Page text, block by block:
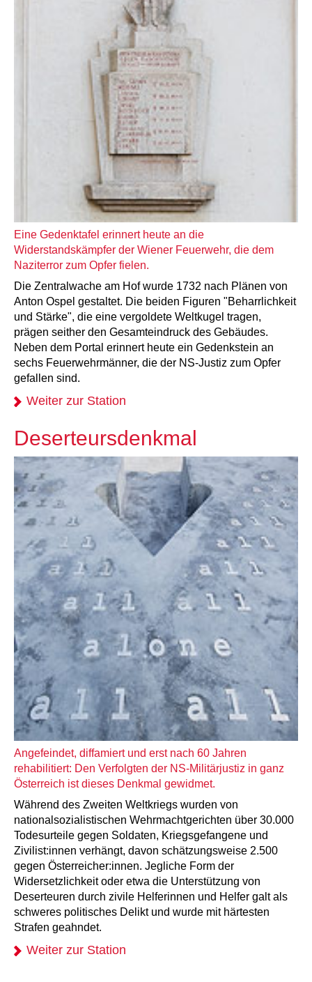
Eine Gedenktafel erinnert heute an die
Widerstandskämpfer der Wiener Feuerwehr, die dem
Naziterror zum Opfer fielen.
Die Zentralwache am Hof wurde 1732 nach Plänen von
Anton Ospel gestaltet. Die beiden Figuren "Beharrlichkeit
und Stärke", die eine vergoldete Weltkugel tragen,
prägen seither den Gesamteindruck des Gebäudes.
Neben dem Portal erinnert heute ein Gedenkstein an
sechs Feuerwehrmänner, die der NS-Justiz zum Opfer
gefallen sind.
Weiter zur Station
Deserteursdenkmal
Angefeindet, diffamiert und erst nach 60 Jahren
rehabilitiert: Den Verfolgten der NS-Militärjustiz in ganz
Österreich ist dieses Denkmal gewidmet.
Während des Zweiten Weltkriegs wurden von
nationalsozialistischen Wehrmachtgerichten über 30.000
Todesurteile gegen Soldaten, Kriegsgefangene und
Zivilist:innen verhängt, davon schätzungsweise 2.500
gegen Österreicher:innen. Jegliche Form der
Widersetzlichkeit oder etwa die Unterstützung von
Deserteuren durch zivile Helferinnen und Helfer galt als
schweres politisches Delikt und wurde mit härtesten
Strafen geahndet.
Weiter zur Station